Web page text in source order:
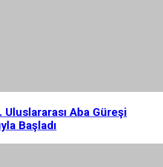
Uluslararası Aba Güreşi
Başladı